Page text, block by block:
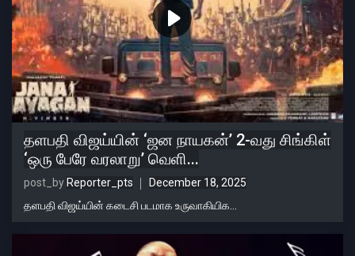
தளபதி விஜய்யின் ‘ஜன நாயகன்’ 2-வது சிங்கிள்
‘ஒரு பேரே வரலாறு’ வெளி...
post_by Reporter_pts
December 18, 2025
தளபதி விஜய்யின் கடைசி படமாக உருவாகியிக...